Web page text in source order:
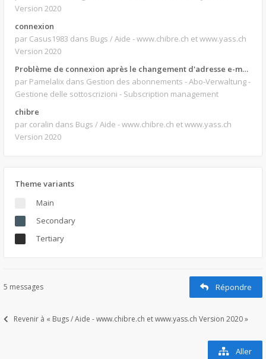
Version 2020
connexion
par Casus1983 dans Bugs / Aide - www.chibre.ch et www.yass.ch
Version 2020
Problème de connexion après le changement d'adresse e-mail.
par Pamelalix dans Gestion des abonnements - Abo-Verwaltung -
Gestione delle sottoscrizioni - Subscription management
chibre
par coralin dans Bugs / Aide - www.chibre.ch et www.yass.ch
Version 2020
Theme variants
Main
Secondary
Tertiary
5 messages Répondre
Revenir à « Bugs / Aide - www.chibre.ch et www.yass.ch Version 2020 »
Aller